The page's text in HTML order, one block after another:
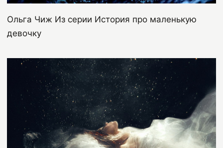
Ольга Чиж Из серии История про маленькую
девочку